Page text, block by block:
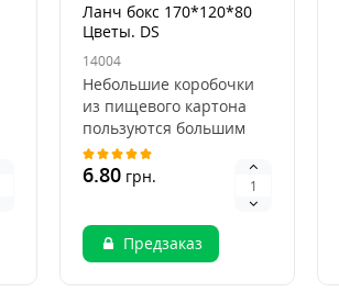
Ланч бокс 170*120*80
Цветы. DS
14004
Небольшие коробочки
из пищевого картона
пользуются большим
спросом у предприятий
HoReCa. Ланчбоксы р..
6.80 грн.
Предзаказ